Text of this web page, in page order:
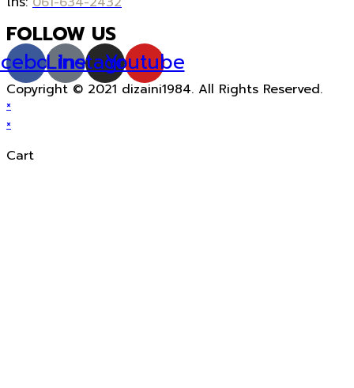
FOLLOW US
Line
Instagram
Youtube
Copyright © 2021 dizaini1984. All Rights Reserved.
×
×
Cart